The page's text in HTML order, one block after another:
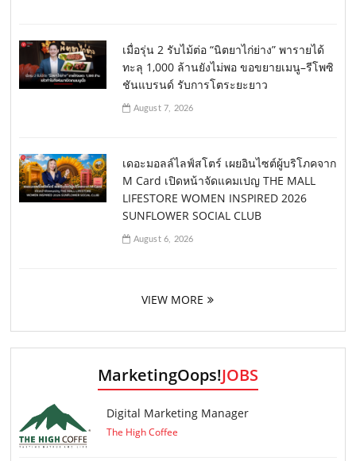
เมื่อรุ่น 2 รับไม้ต่อ “นิตยาไก่ย่าง” พารายได้
ทะลุ 1,000 ล้านยังไม่พอ ขอขยายเมนู–รีโพซิ
ชันแบรนด์ รับการโตระยะยาว
August 7, 2026
เดอะมอลล์ไลฟ์สโตร์ เผยอินไซต์ผู้บริโภคจาก
M Card เปิดหน้าจัดแคมเปญ THE MALL
LIFESTORE WOMEN INSPIRED 2026
SUNFLOWER SOCIAL CLUB
August 6, 2026
VIEW MORE
MarketingOops!JOBS
Digital Marketing Manager
The High Coffee